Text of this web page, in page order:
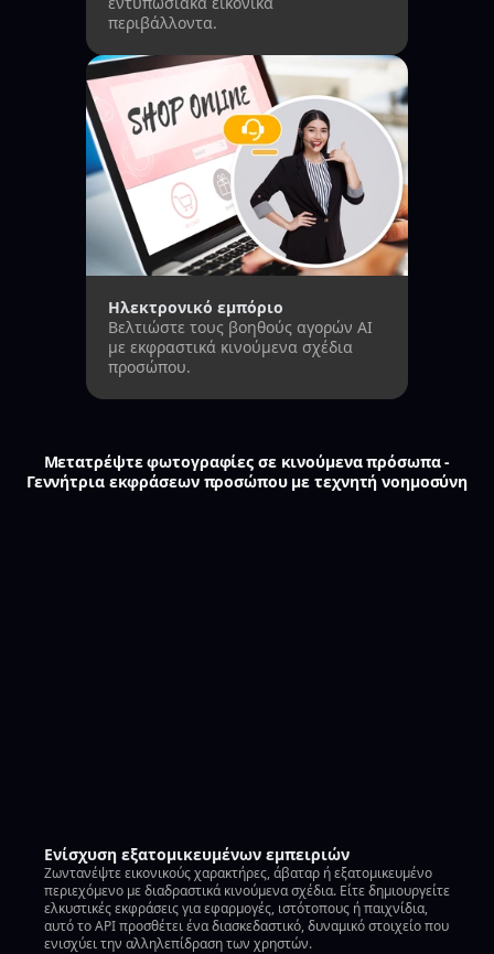
περιβάλλοντα.
Ηλεκτρονικό εμπόριο
Βελτιώστε τους βοηθούς αγορών AI
με εκφραστικά κινούμενα σχέδια
προσώπου.
Μετατρέψτε φωτογραφίες σε κινούμενα πρόσωπα -
Γεννήτρια εκφράσεων προσώπου με τεχνητή νοημοσύνη
Ενίσχυση εξατομικευμένων εμπειριών
Ζωντανέψτε εικονικούς χαρακτήρες, άβαταρ ή εξατομικευμένο
περιεχόμενο με διαδραστικά κινούμενα σχέδια. Είτε δημιουργείτε
ελκυστικές εκφράσεις για εφαρμογές, ιστότοπους ή παιχνίδια,
αυτό το API προσθέτει ένα διασκεδαστικό, δυναμικό στοιχείο που
ενισχύει την αλληλεπίδραση των χρηστών.